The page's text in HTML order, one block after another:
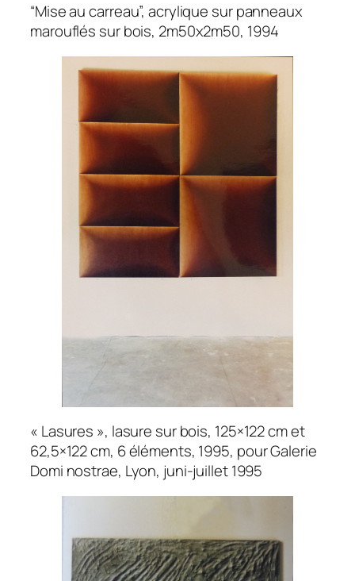
“Mise au carreau”, acrylique sur panneaux
marouflés sur bois, 2m50x2m50, 1994
« Lasures », lasure sur bois, 125×122 cm et
62,5×122 cm, 6 éléments, 1995, pour Galerie
Domi nostrae, Lyon, juni-juillet 1995